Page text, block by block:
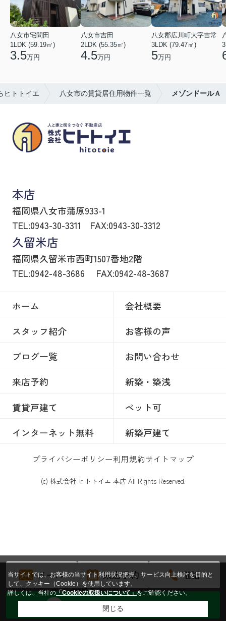
八女市宅間田
1LDK (59.19㎡)
3.5万円
八女市吉田
2LDK (55.35㎡)
4.5万円
八女郡広川町大字吉常
3LDK (79.47㎡)
5万円
ヒトトイエ 八女市の賃貸居住用物件一覧 メゾンドールＡ
本店
福岡県八女市蒲原933-1
TEL:0943-30-3311
FAX:0943-30-3312
久留米店
福岡県久留米市西町1507番地2階
TEL:0942-48-3686
FAX:0942-48-3687
ホーム
会社概要
スタッフ紹介
お客様の声
ブログ一覧
お問い合わせ
来店予約
新築・築浅
賃貸戸建て
ペット可
インターネット無料
新築戸建て
プライバシーポリシー利用規約サイトマップ
(c) 株式会社 ヒトトイエ 本店 All Rights Reserved.
メール 来店予約 電話
トークからお問い合わせする
当サイトでは、お客様の当サイト利用状況把握、サービス向上検討を目的と
して、クッキー（Cookie）を使用しています。
詳しくは、当社の「Cookieの取扱いについて」をご確認ください。
閉じる